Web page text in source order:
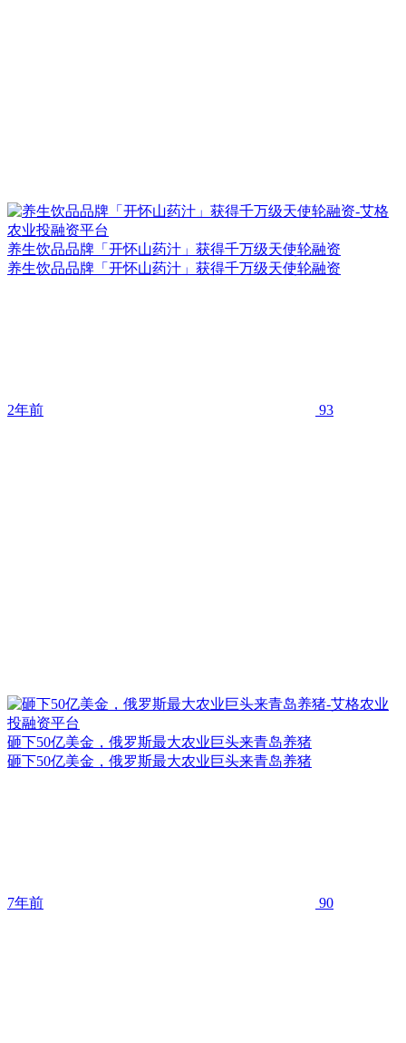
养生饮品品牌「开怀山药汁」获得千万级天使轮融资
养生饮品品牌「开怀山药汁」获得千万级天使轮融资
2年前 93
砸下50亿美金，俄罗斯最大农业巨头来青岛养猪
砸下50亿美金，俄罗斯最大农业巨头来青岛养猪
7年前 90